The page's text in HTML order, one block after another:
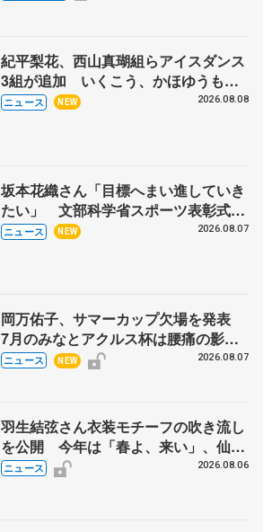
紀平梨花、西山真瑚組らアイスダンス
3組が追加 いくこう、かほゆうも、
木下グループ杯
ニュース NEW 2026.08.08
坂本花織さん「目標へまい進していき
たい」 文部科学省スポーツ表彰式で
代表謝辞
ニュース NEW 2026.08.07
岡万佑子、サマーカップ欠場を発表
7月のみなとアクルス杯は腰痛の影響
で
ニュース NEW 2026.08.07
羽生結弦さん衣装モチーフの吹き流し
を公開 今年は「春よ、来い」、仙台
の瑞鳳殿
ニュース 2026.08.06